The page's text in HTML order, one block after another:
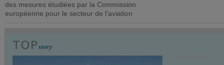
des mesures étudiées par la Commission
européenne pour le secteur de l'aviation